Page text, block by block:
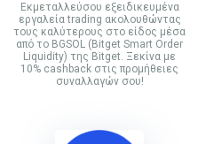
Εκμεταλλεύσου εξειδικευμένα
εργαλεία trading ακολουθώντας
τους καλύτερους στο είδος μέσα
από το BGSOL (Bitget Smart Order
Liquidity) της Bitget. Ξεκίνα με
10% cashback στις προμήθειες
συναλλαγών σου!